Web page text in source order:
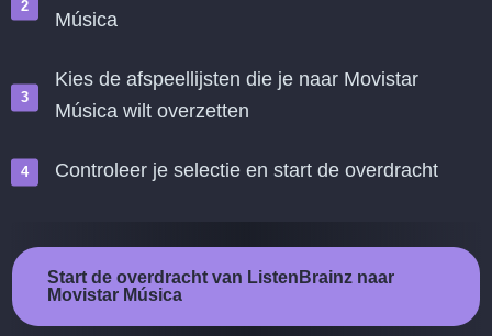
Música
Kies de afspeellijsten die je naar Movistar
Música wilt overzetten
Controleer je selectie en start de overdracht
Start de overdracht van ListenBrainz naar
Movistar Música